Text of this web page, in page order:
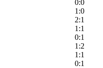
0:0
1:0
2:1
1:1
0:1
1:2
1:1
0:1